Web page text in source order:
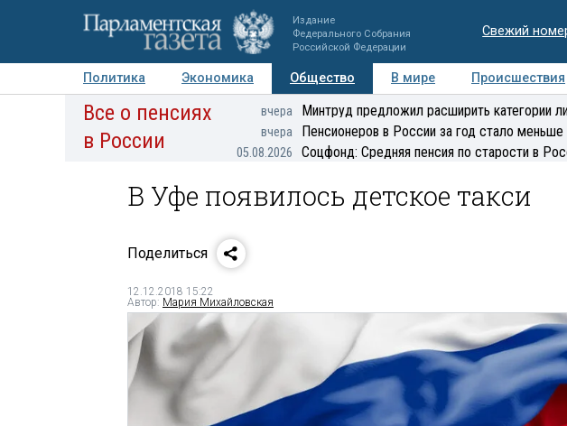
Издание
Федерального Собрания
Российской Федерации
Свежий
Политика Экономика Общество В мире Происшествия
Авторы Персоны Мнения Регионы Медиацентр
Все о пенсиях
в России
вчера Минтруд предложил расширить категории
вчера Пенсионеров в России за год стало
05.08.2026 Соцфонд: Средняя пенсия по старости в
В Уфе появилось детское такси
Поделиться
12.12.2018 15:22
Автор: Мария Михайловская